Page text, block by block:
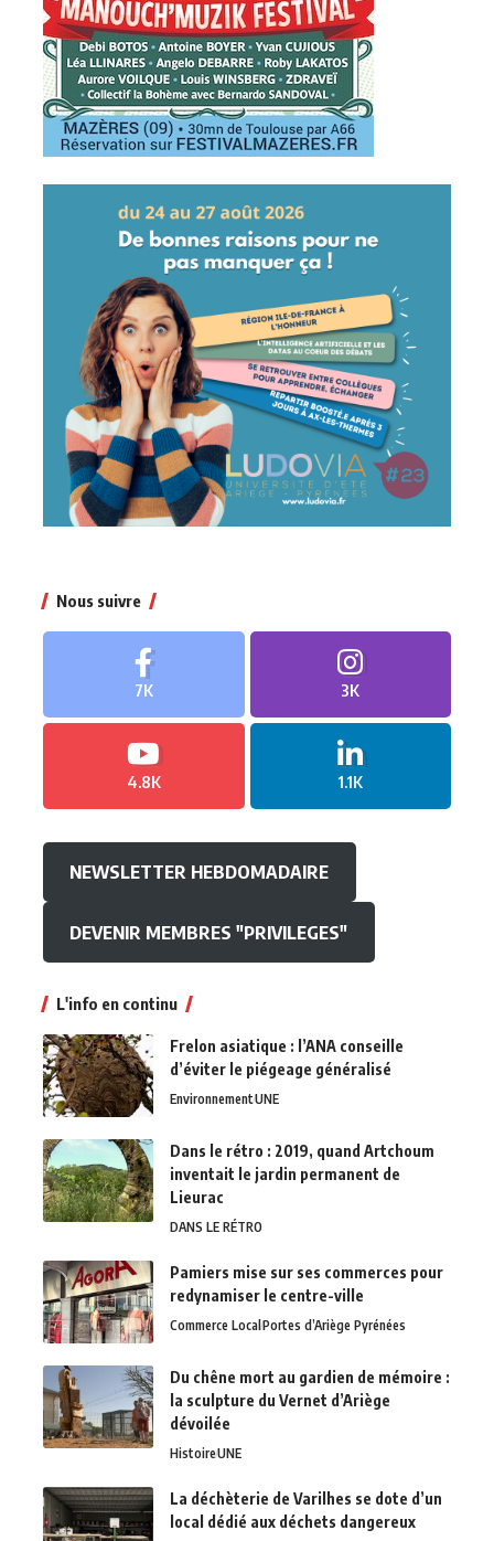
Nous suivre
7K 3K
4.8K 1.1K
NEWSLETTER HEBDOMADAIRE
DEVENIR MEMBRES "PRIVILEGES"
L'info en continu
Frelon asiatique : l’ANA conseille
d’éviter le piégeage généralisé
EnvironnementUNE
Dans le rétro : 2019, quand Artchoum
inventait le jardin permanent de
Lieurac
DANS LE RÉTRO
Pamiers mise sur ses commerces pour
redynamiser le centre-ville
Commerce Local Portes d’Ariège Pyrénées
Du chêne mort au gardien de mémoire :
la sculpture du Vernet d’Ariège
dévoilée
HistoireUNE
La déchèterie de Varilhes se dote d’un
local dédié aux déchets dangereux